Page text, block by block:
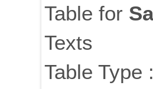
Table for
Texts
Table Type